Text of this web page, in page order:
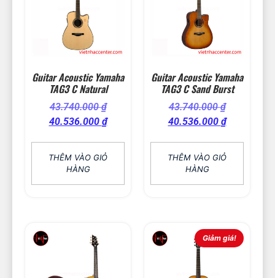
Guitar Acoustic Yamaha
TAG3 C Natural
43.740.000₫
40.536.000 ₫
THÊM VÀO GIỎ
HÀNG
Guitar Acoustic Yamaha
TAG3 C Sand Burst
43.740.000₫
40.536.000 ₫
THÊM VÀO GIỎ
HÀNG
Giảm giá!